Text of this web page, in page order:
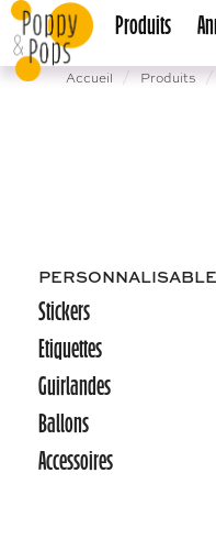
Produits
Accueil Produits
PERSONNALISABLE
Stickers
Etiquettes
Guirlandes
Ballons
Accessoires